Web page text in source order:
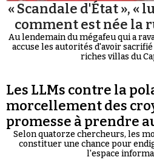
« Scandale d'État », «
comment est née la
Au lendemain du mégafeu qui a
accuse les autorités d'avoir
riches villas du
Les LLMs contre la
morcellement des
promesse à prendre
Selon quatorze chercheurs, les
constituer une chance pour
l'espace